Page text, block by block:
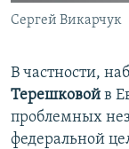
Сергей Викарчук
В частности,
Терешковой в
проблемных
федеральной